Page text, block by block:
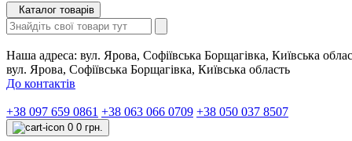
Каталог товарів
Наша адреса: вул. Ярова, Софіївська Борщагівка, Київська
вул. Ярова, Софіївська Борщагівка, Київська область
До контактів
+38 097 659 0861 +38 063 066 0709 +38 050 037 8507
0 0 грн.